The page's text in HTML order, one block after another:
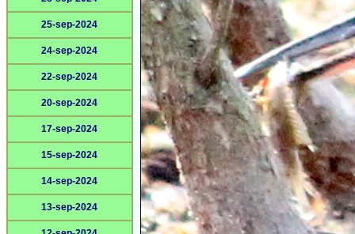
25-sep-2024
24-sep-2024
22-sep-2024
20-sep-2024
17-sep-2024
15-sep-2024
14-sep-2024
13-sep-2024